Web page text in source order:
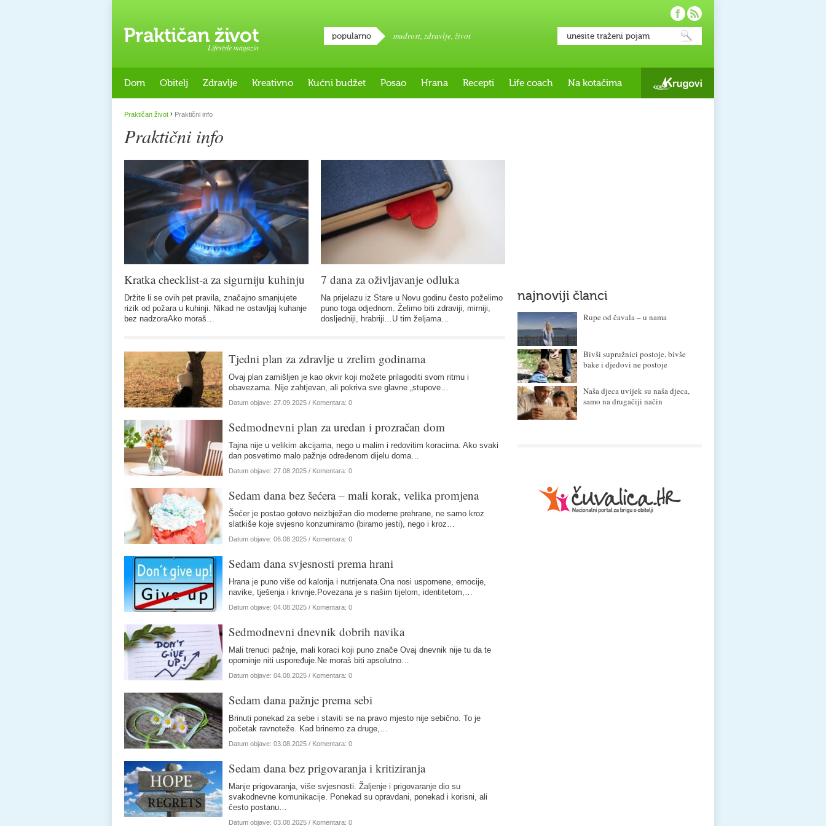
Lifestyle magazin
popularno mudrost, zdravlje, život
Dom Obitelj Zdravlje Kreativno Kućni budžet Posao Hrana Recepti Life coach Na kotačima
Praktičan život › Praktični info
Praktični info
Kratka checklist-a za sigurniju kuhinju
Držite li se ovih pet pravila, značajno smanjujete
rizik od požara u kuhinji. Nikad ne ostavljaj kuhanje
bez nadzoraAko moraš…
7 dana za oživljavanje odluka
Na prijelazu iz Stare u Novu godinu često poželimo
puno toga odjednom. Želimo biti zdraviji, mirniji,
dosljedniji, hrabriji…U tim željama…
Tjedni plan za zdravlje u zrelim godinama
Ovaj plan zamišljen je kao okvir koji možete prilagoditi svom ritmu i
obavezama. Nije zahtjevan, ali pokriva sve glavne „stupove…
Datum objave: 27.09.2025 / Komentara: 0
Sedmodnevni plan za uredan i prozračan dom
Tajna nije u velikim akcijama, nego u malim i redovitim koracima. Ako svaki
dan posvetimo malo pažnje određenom dijelu doma…
Datum objave: 27.08.2025 / Komentara: 0
Sedam dana bez šećera – mali korak, velika promjena
Šećer je postao gotovo neizbježan dio moderne prehrane, ne samo kroz
slatkiše koje svjesno konzumiramo (biramo jesti), nego i kroz…
Datum objave: 06.08.2025 / Komentara: 0
Sedam dana svjesnosti prema hrani
Hrana je puno više od kalorija i nutrijenata.Ona nosi uspomene, emocije,
navike, tješenja i krivnje.Povezana je s našim tijelom, identitetom,…
Datum objave: 04.08.2025 / Komentara: 0
Sedmodnevni dnevnik dobrih navika
Mali trenuci pažnje, mali koraci koji puno znače Ovaj dnevnik nije tu da te
opominje niti uspoređuje.Ne moraš biti apsolutno…
Datum objave: 04.08.2025 / Komentara: 0
Sedam dana pažnje prema sebi
Brinuti ponekad za sebe i staviti se na pravo mjesto nije sebično. To je
početak ravnoteže. Kad brinemo za druge,…
Datum objave: 03.08.2025 / Komentara: 0
Sedam dana bez prigovaranja i kritiziranja
Manje prigovaranja, više svjesnosti. Žaljenje i prigovaranje dio su
svakodnevne komunikacije. Ponekad su opravdani, ponekad i korisni, ali
često postanu…
Datum objave: 03.08.2025 / Komentara: 0
najnoviji članci
Rupe od čavala – u nama
Bivši supružnici postoje, bivše
bake i djedovi ne postoje
Naša djeca uvijek su naša djeca,
samo na drugačiji način